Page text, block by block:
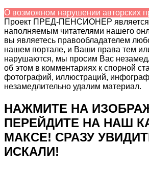
О возможном нарушении авторских
Проект ПРЕД-ПЕНСИОНЕР является
наполняемым читателями нашего
вы являетесь правообладателем
нашем портале, и Ваши права тем
нарушаются, мы просим Вас
об этом в комментариях к спорной
фотографий, иллюстраций,
незамедлительно удалим материал.
НАЖМИТЕ НА
ПЕРЕЙДИТЕ НА НАШ
МАКСЕ! СРАЗУ
ИСКАЛИ!